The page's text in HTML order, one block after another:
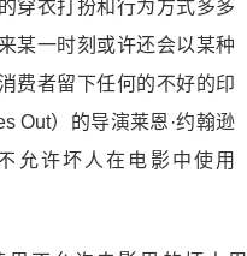
穿衣打扮和行为方式多多
某一时刻或许还会以某种
费者留下任何的不好的印
Out）的导演莱恩·约翰逊
允许坏人在电影中使用